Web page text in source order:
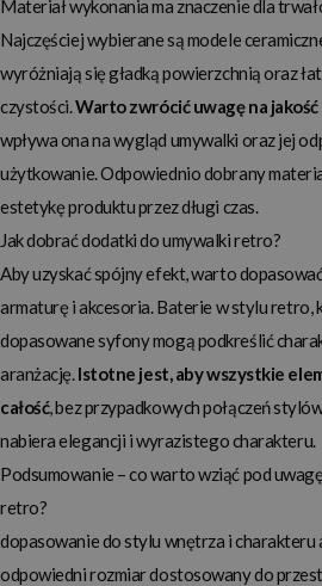
Materiał wykonania ma znaczenie dla
Najczęściej wybierane są modele
wyróżniają się gładką powierzchnią oraz
czystości.Warto zwrócić uwagę na
wpływa ona na wygląd umywalki oraz jej
użytkowanie. Odpowiednio dobrany
estetykę produktu przez długi czas.
Jak dobrać dodatki do umywalki retro?
Aby uzyskać spójny efekt, warto
armaturę i akcesoria. Baterie w stylu retro,
dopasowane syfony mogą podkreślić
aranżację.Istotne jest, aby wszystkie
całość, bez przypadkowych połączeń
nabiera elegancji i wyrazistego charakteru.
Podsumowanie – co warto wziąć pod
retro?
dopasowanie do stylu wnętrza i charakteru
odpowiedni rozmiar dostosowany do